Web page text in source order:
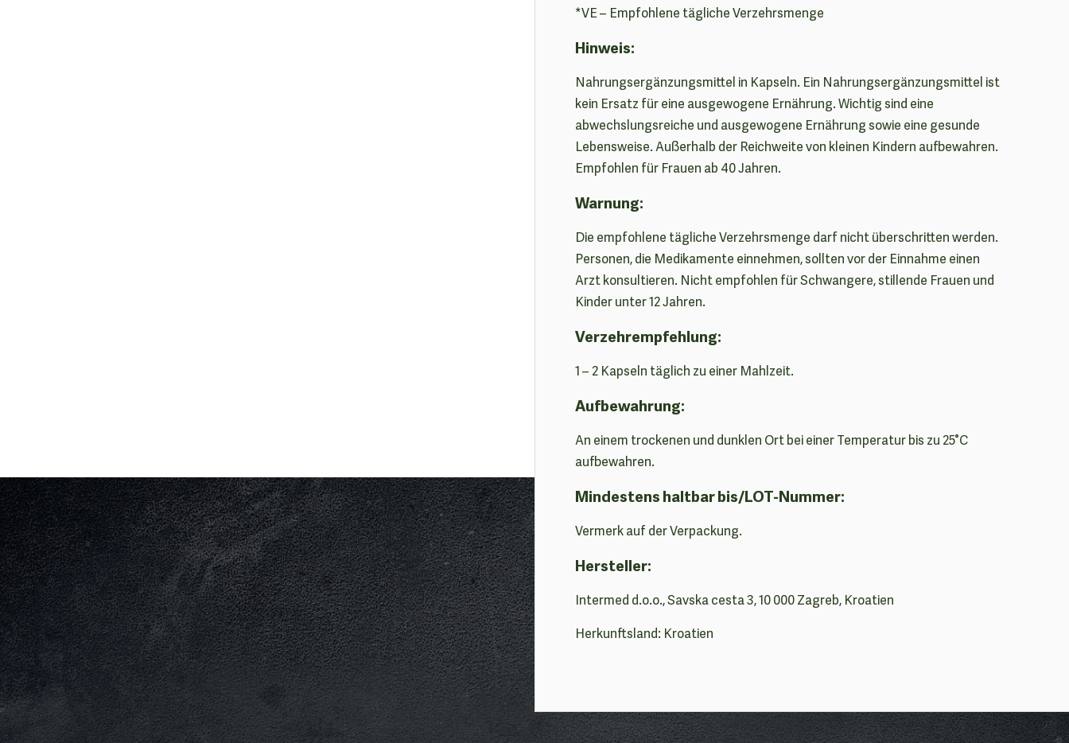
*VE – Empfohlene tägliche Verzehrsmenge
Hinweis:
Nahrungsergänzungsmittel in Kapseln. Ein Nahrungsergänzungsmittel ist
kein Ersatz für eine ausgewogene Ernährung. Wichtig sind eine
abwechslungsreiche und ausgewogene Ernährung sowie eine gesunde
Lebensweise. Außerhalb der Reichweite von kleinen Kindern aufbewahren.
Empfohlen für Frauen ab 40 Jahren.
Warnung:
Die empfohlene tägliche Verzehrsmenge darf nicht überschritten werden.
Personen, die Medikamente einnehmen, sollten vor der Einnahme einen
Arzt konsultieren. Nicht empfohlen für Schwangere, stillende Frauen und
Kinder unter 12 Jahren.
Verzehrempfehlung:
1 – 2 Kapseln täglich zu einer Mahlzeit.
Aufbewahrung:
An einem trockenen und dunklen Ort bei einer Temperatur bis zu 25°C
aufbewahren.
Mindestens haltbar bis/LOT-Nummer:
Vermerk auf der Verpackung.
Hersteller:
Intermed d.o.o., Savska cesta 3, 10 000 Zagreb, Kroatien
Herkunftsland: Kroatien